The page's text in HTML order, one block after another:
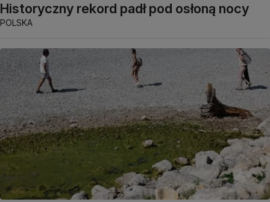
Historyczny rekord padł pod osłoną nocy
POLSKA